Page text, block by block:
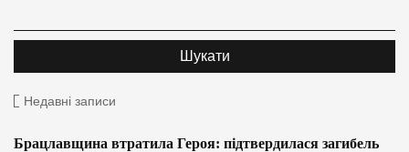
Недавні записи
Брацлавщина втратила Героя: підтвердилася загибель